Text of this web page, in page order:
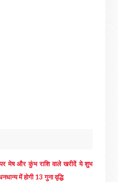
मेष और कुंभ राशि वाले खरीदें ये शुभ
में होगी 13 गुना वृद्धि